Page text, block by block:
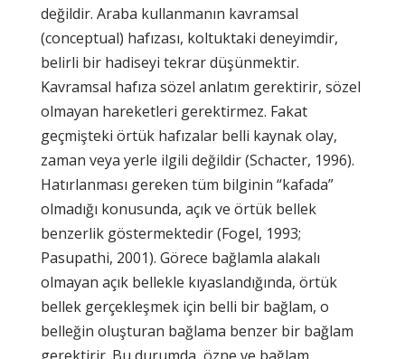
değildir. Araba kullanmanın kavramsal
(conceptual) hafızası, koltuktaki deneyimdir,
belirli bir hadiseyi tekrar düşünmektir.
Kavramsal hafıza sözel anlatım gerektirir, sözel
olmayan hareketleri gerektirmez. Fakat
geçmişteki örtük hafızalar belli kaynak olay,
zaman veya yerle ilgili değildir (Schacter, 1996).
Hatırlanması gereken tüm bilginin “kafada”
olmadığı konusunda, açık ve örtük bellek
benzerlik göstermektedir (Fogel, 1993;
Pasupathi, 2001). Görece bağlamla alakalı
olmayan açık bellekle kıyaslandığında, örtük
bellek gerçekleşmek için belli bir bağlam, o
belleğin oluşturan bağlama benzer bir bağlam
gerektirir. Bu durumda, özne ve bağlam